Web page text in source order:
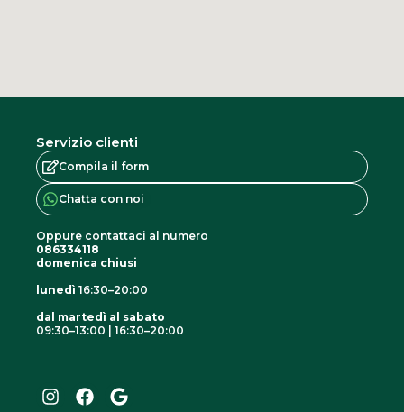
Servizio clienti
Compila il form
Chatta con noi
Oppure contattaci al numero
086334118
domenica chiusi
lunedì 16:30–20:00
dal martedì al sabato
09:30–13:00 | 16:30–20:00
t
e
g